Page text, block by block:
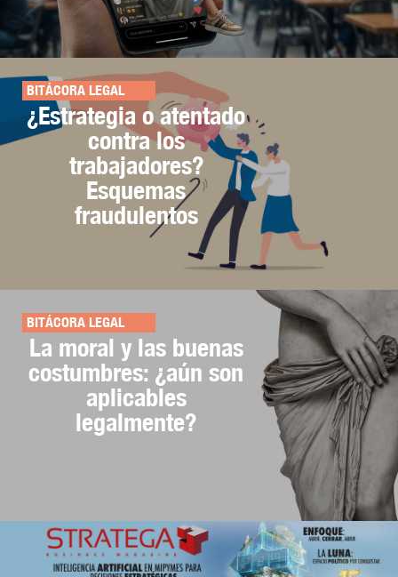
BITÁCORA LEGAL
¿Estrategia o atentado
contra los
trabajadores?
Esquemas
fraudulentos
BITÁCORA LEGAL
La moral y las buenas
costumbres: ¿aún son
aplicables
legalmente?